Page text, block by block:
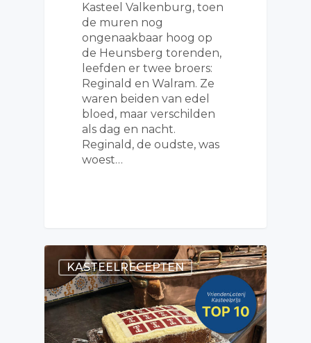
Kasteel Valkenburg, toen
de muren nog
ongenaakbaar hoog op
de Heunsberg torenden,
leefden er twee broers:
Reginald en Walram. Ze
waren beiden van edel
bloed, maar verschilden
als dag en nacht.
Reginald, de oudste, was
woest…
KASTEELRECEPTEN